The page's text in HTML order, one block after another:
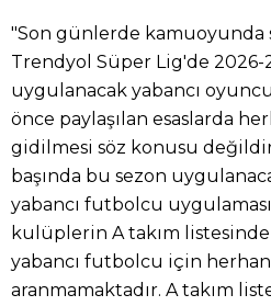
"Son günlerde kamuoyunda
Trendyol Süper Lig'de 2026-
uygulanacak yabancı
önce paylaşılan esaslarda
gidilmesi söz konusu
başında bu sezon
yabancı futbolcu
kulüplerin A takım
yabancı futbolcu için
aranmamaktadır. A takım